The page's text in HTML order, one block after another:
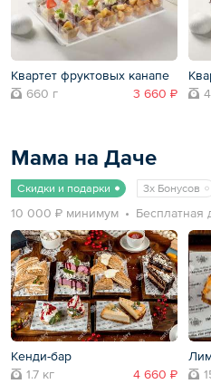
Квартет фруктовых канапе
660 г
3 660 ₽
Мама на Даче
Скидки и подарки 3x Бонусов
10 000 ₽ минимум Бесплатная
Кенди-бар
1.7 кг
4 660 ₽